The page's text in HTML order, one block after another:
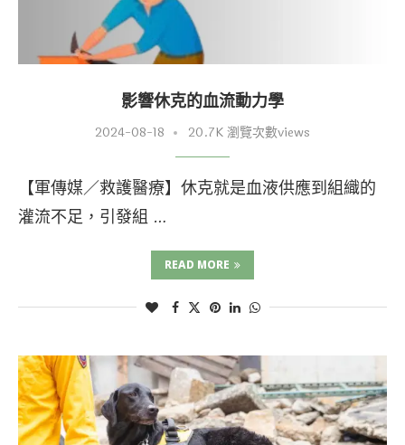
影響休克的血流動力學
2024-08-18 20.7K 瀏覽次數views
【軍傳媒／救護醫療】休克就是血液供應到組織的
灌流不足，引發組 …
READ MORE